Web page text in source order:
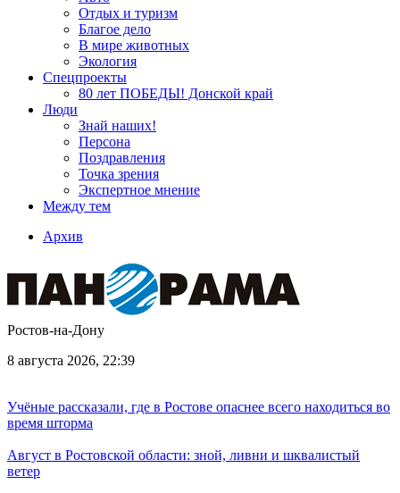
Отдых и туризм
Благое дело
В мире животных
Экология
Спецпроекты
80 лет ПОБЕДЫ! Донской край
Люди
Знай наших!
Персона
Поздравления
Точка зрения
Экспертное мнение
Между тем
Архив
Ростов-на-Дону
8 августа 2026, 22:39
Учёные рассказали, где в Ростове опаснее всего находиться во
время шторма
Август в Ростовской области: зной, ливни и шквалистый
ветер